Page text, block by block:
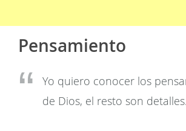
Pensamiento
Yo quiero conocer los
de Dios, el resto son detalles.